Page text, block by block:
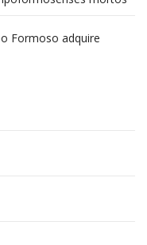
desabamentos são
Formoso adquire